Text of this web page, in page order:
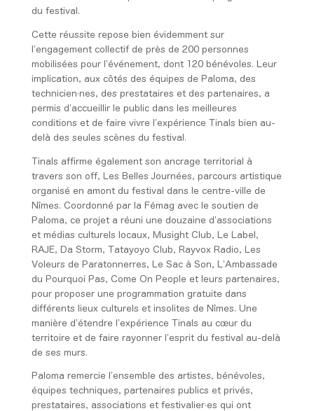
du festival.
Cette réussite repose bien évidemment sur
l’engagement collectif de près de 200 personnes
mobilisées pour l’événement, dont 120 bénévoles. Leur
implication, aux côtés des équipes de Paloma, des
technicien·nes, des prestataires et des partenaires, a
permis d’accueillir le public dans les meilleures
conditions et de faire vivre l’expérience Tinals bien au-
delà des seules scènes du festival.
Tinals affirme également son ancrage territorial à
travers son off, Les Belles Journées, parcours artistique
organisé en amont du festival dans le centre-ville de
Nîmes. Coordonné par la Fémag avec le soutien de
Paloma, ce projet a réuni une douzaine d’associations
et médias culturels locaux, Musight Club, Le Label,
RAJE, Da Storm, Tatayoyo Club, Rayvox Radio, Les
Voleurs de Paratonnerres, Le Sac à Son, L’Ambassade
du Pourquoi Pas, Come On People et leurs partenaires,
pour proposer une programmation gratuite dans
différents lieux culturels et insolites de Nîmes. Une
manière d’étendre l’expérience Tinals au cœur du
territoire et de faire rayonner l’esprit du festival au-delà
de ses murs.
Paloma remercie l’ensemble des artistes, bénévoles,
équipes techniques, partenaires publics et privés,
prestataires, associations et festivalier·es qui ont